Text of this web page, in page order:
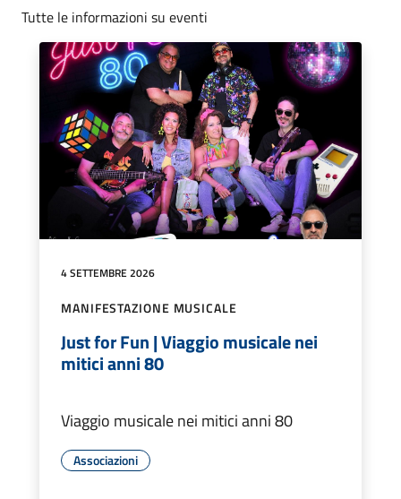
Tutte le informazioni su eventi
4 SETTEMBRE 2026
MANIFESTAZIONE MUSICALE
Just for Fun | Viaggio musicale nei
mitici anni 80
Viaggio musicale nei mitici anni 80
Associazioni